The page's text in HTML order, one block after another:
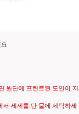
원단에 프린트된 도안이 지
세제를 탄 물에 세탁하세